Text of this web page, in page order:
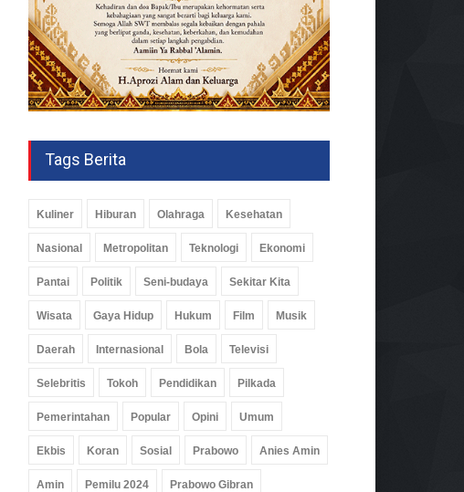
Tags Berita
Kuliner Hiburan Olahraga Kesehatan
Nasional Metropolitan Teknologi Ekonomi
Pantai Politik Seni-budaya Sekitar Kita
Wisata Gaya Hidup Hukum Film Musik
Daerah Internasional Bola Televisi
Selebritis Tokoh Pendidikan Pilkada
Pemerintahan Popular Opini Umum
Ekbis Koran Sosial Prabowo Anies Amin
Amin Pemilu 2024 Prabowo Gibran